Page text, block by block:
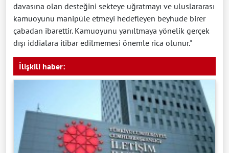
davasına olan desteğini sekteye uğratmayı ve uluslararası
kamuoyunu manipüle etmeyi hedefleyen beyhude birer
çabadan ibarettir. Kamuoyunu yanıltmaya yönelik gerçek
dışı iddialara itibar edilmemesi önemle rica olunur."
İlişkili haber: